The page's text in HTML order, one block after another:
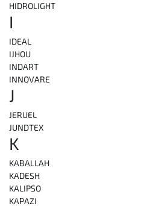
HIDROLIGHT
I
IDEAL
IJHOU
INDART
INNOVARE
J
JERUEL
JUNDTEX
K
KABALLAH
KADESH
KALIPSO
KAPAZI